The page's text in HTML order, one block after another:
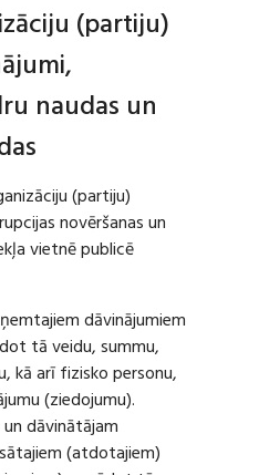
(partiju)
naudas un
(partiju)
novēršanas un
vietnē publicē
dāvinājumiem
tā veidu, summu,
kā arī fizisko personu,
(ziedojumu).
dāvinātājam
(atdotajiem)